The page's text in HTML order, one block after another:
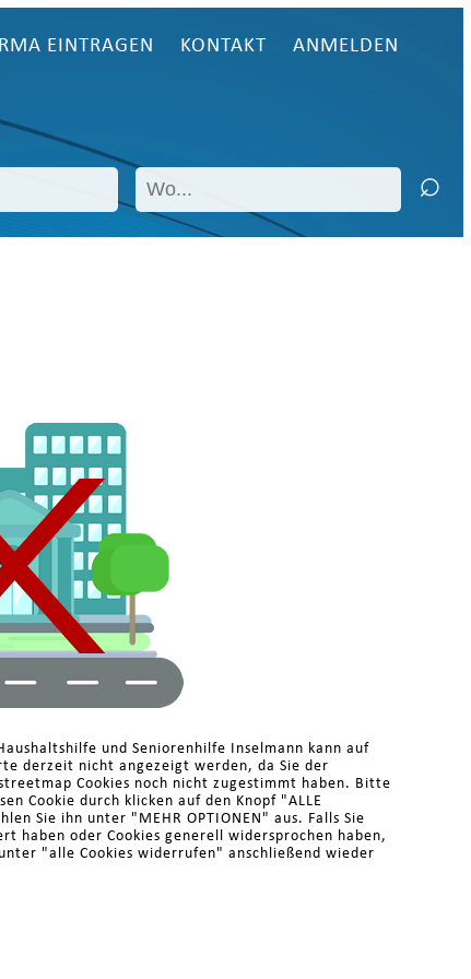
EINTRAGEN KONTAKT ANMELDEN
und Seniorenhilfe Inselmann kann auf
derzeit nicht angezeigt werden, da Sie der
Cookies noch nicht zugestimmt haben. Bitte
Cookie durch klicken auf den Knopf "ALLE
Sie ihn unter "MEHR OPTIONEN" aus. Falls Sie
haben oder Cookies generell widersprochen haben,
unter "alle Cookies widerrufen" anschließend wieder